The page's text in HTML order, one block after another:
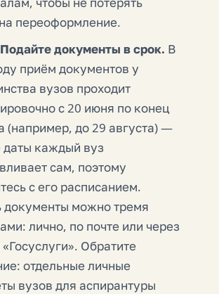
переоформление.
документы в срок. В
приём документов у
вузов проходит
с 20 июня по конец
(например, до 29 августа) —
даты каждый вуз
сам, поэтому
с его расписанием.
документы можно тремя
лично, по почте или через
Обратите
отдельные личные
вузов для аспирантуры